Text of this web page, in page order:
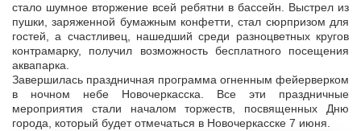
стало шумное вторжение всей ребятни в бассейн. Выстрел из
пушки, заряженной бумажным конфетти, стал сюрпризом для
гостей, а счастливец, нашедший среди разноцветных кругов
контрамарку, получил возможность бесплатного посещения
аквапарка.
Завершилась праздничная программа огненным фейерверком
в ночном небе Новочеркасска. Все эти праздничные
мероприятия стали началом торжеств, посвященных Дню
города, который будет отмечаться в Новочеркасске 7 июня.